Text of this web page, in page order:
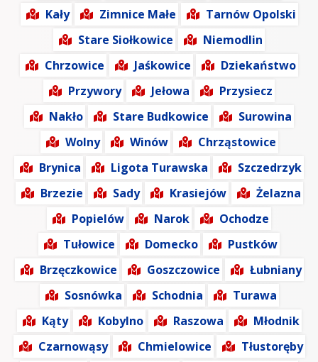
Kały
Zimnice Małe
Tarnów Opolski
Stare Siołkowice
Niemodlin
Chrzowice
Jaśkowice
Dziekaństwo
Przywory
Jełowa
Przysiecz
Nakło
Stare Budkowice
Surowina
Wolny
Winów
Chrząstowice
Brynica
Ligota Turawska
Szczedrzyk
Brzezie
Sady Krasiejów
Żelazna
Popielów
Narok
Ochodze
Tułowice
Domecko
Pustków
Brzęczkowice
Goszczowice
Łubniany
Sosnówka
Schodnia
Turawa
Kąty
Kobylno Raszowa
Młodnik
Czarnowąsy
Chmielowice
Tłustoręby